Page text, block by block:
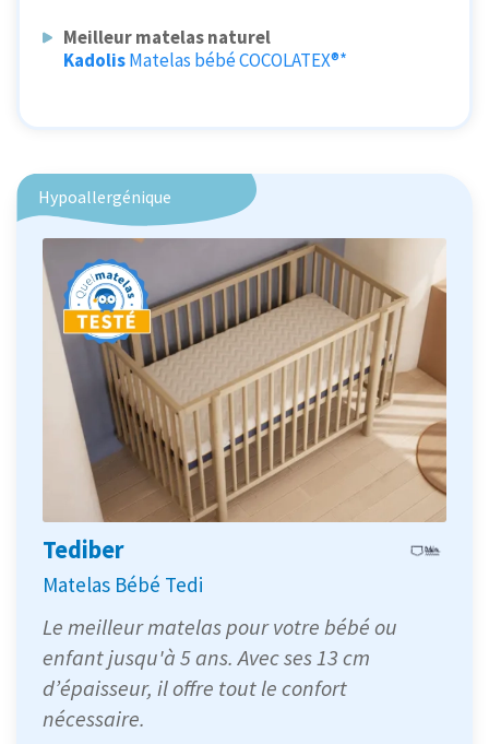
Meilleur matelas naturel
KadolisMatelas bébé COCOLATEX®*
Hypoallergénique
Tediber
Matelas Bébé Tedi
Le meilleur matelas pour votre bébé ou
enfant jusqu'à 5 ans. Avec ses 13 cm
d’épaisseur, il offre tout le confort
nécessaire.